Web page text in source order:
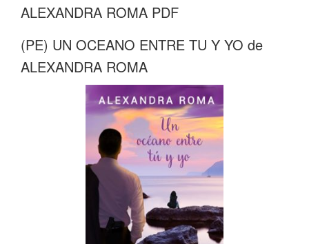
ALEXANDRA ROMA PDF
(PE) UN OCEANO ENTRE TU Y YO de
ALEXANDRA ROMA